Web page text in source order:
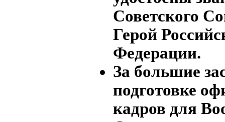
Советского
Герой
Федерации.
За большие
подготовке
кадров для